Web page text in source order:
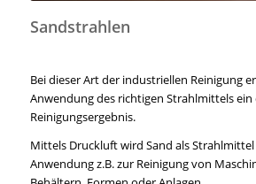
Sandstrahlen
Bei dieser Art der industriellen Reinigung
Anwendung des richtigen Strahlmittels
Reinigungsergebnis.
Mittels Druckluft wird Sand als
Anwendung z.B. zur Reinigung von